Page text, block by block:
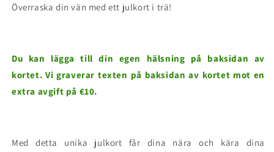
Överraska din vän med ett julkort i trä!
Du kan lägga till din egen hälsning på baksidan av
kortet. Vi graverar texten på baksidan av kortet mot en
extra avgift på €10.
Med detta unika julkort får dina nära och kära dina